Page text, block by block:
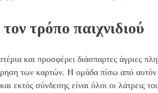
τρόπο παιχνιδιού
και προσφέρει διάσπαρτες
των καρτών. Η ομάδα πίσω από
εκτός σύνδεσης είναι όλοι οι λάτρεις